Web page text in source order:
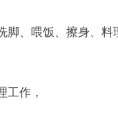
、喂饭、擦身、料
作，